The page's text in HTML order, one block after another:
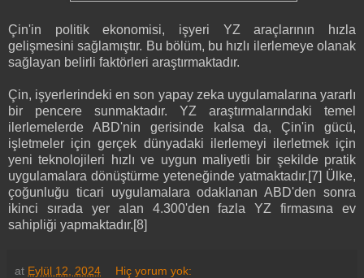
Çin'in politik ekonomisi, işyeri YZ araçlarının hızla
gelişmesini sağlamıştır. Bu bölüm, bu hızlı ilerlemeye olanak
sağlayan belirli faktörleri araştırmaktadır.
Çin, işyerlerindeki en son yapay zeka uygulamalarına yararlı
bir pencere sunmaktadır. YZ araştırmalarındaki temel
ilerlemelerde ABD'nin gerisinde kalsa da, Çin'in gücü,
işletmeler için gerçek dünyadaki ilerlemeyi ilerletmek için
yeni teknolojileri hızlı ve uygun maliyetli bir şekilde pratik
uygulamalara dönüştürme yeteneğinde yatmaktadır.[7] Ülke,
çoğunluğu ticari uygulamalara odaklanan ABD'den sonra
ikinci sırada yer alan 4.300'den fazla YZ firmasına ev
sahipliği yapmaktadır.[8]
at Eylül 12, 2024 Hiç yorum yok: